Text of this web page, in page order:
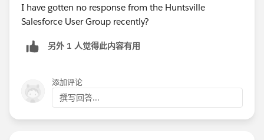
I have gotten no response from the Huntsville
Salesforce User Group recently?
另外 1 人觉得此内容有用
添加评论
撰写回答...